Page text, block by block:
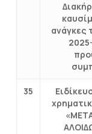
ανάγκες
35